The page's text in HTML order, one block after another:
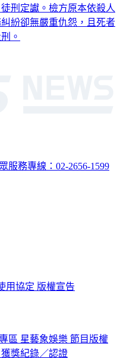
刑定讞。檢方原本依殺人
紛卻無嚴重仇怨，且死者
。
服務專線：02-2656-1599
用協定 版權宣告
區 星藝象娛樂 節目版權
獲獎紀錄／認證